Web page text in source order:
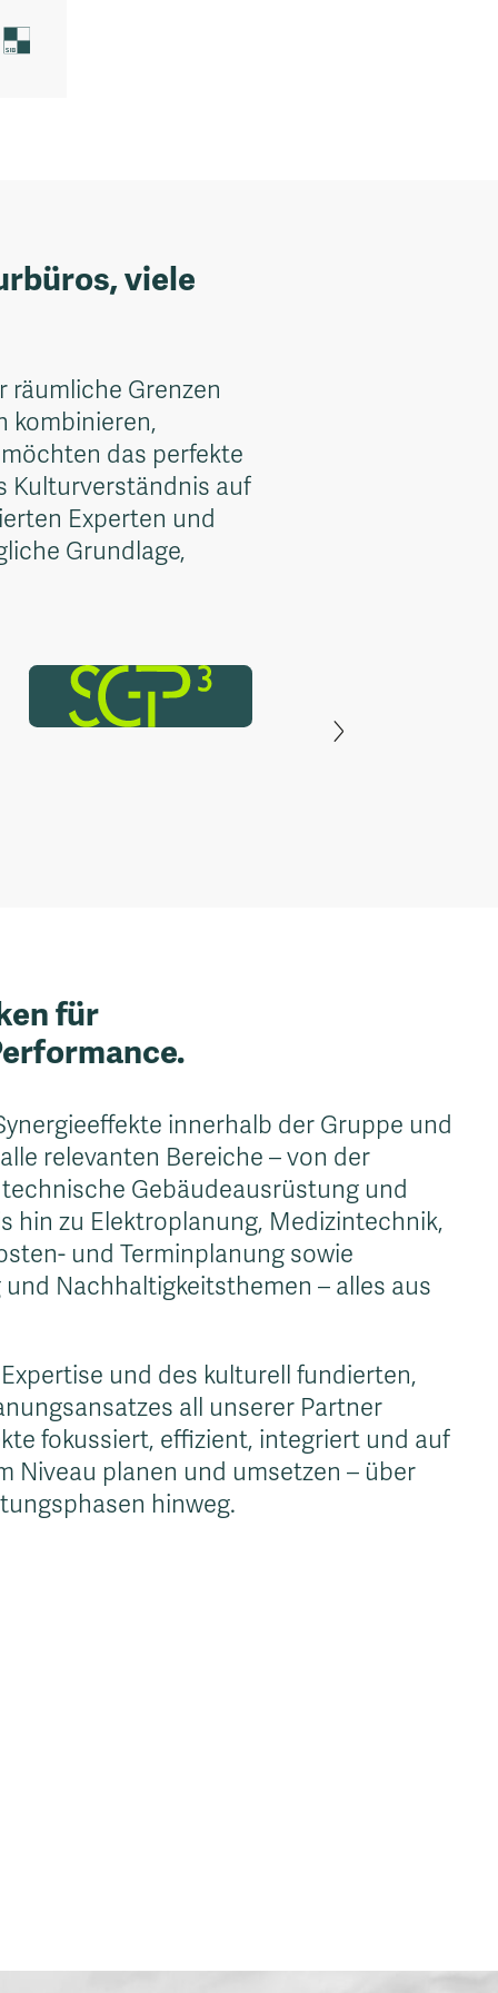
viele
räumliche Grenzen
kombinieren,
das perfekte
Kulturverständnis auf
Experten und
Grundlage,
für
innerhalb der Gruppe und
relevanten Bereiche – von der
Gebäudeausrüstung und
hin zu Elektroplanung, Medizintechnik,
und Terminplanung sowie
Nachhaltigkeitsthemen – alles aus
und des kulturell fundierten,
all unserer Partner
fokussiert, effizient, integriert und auf
Niveau planen und umsetzen – über
hinweg.